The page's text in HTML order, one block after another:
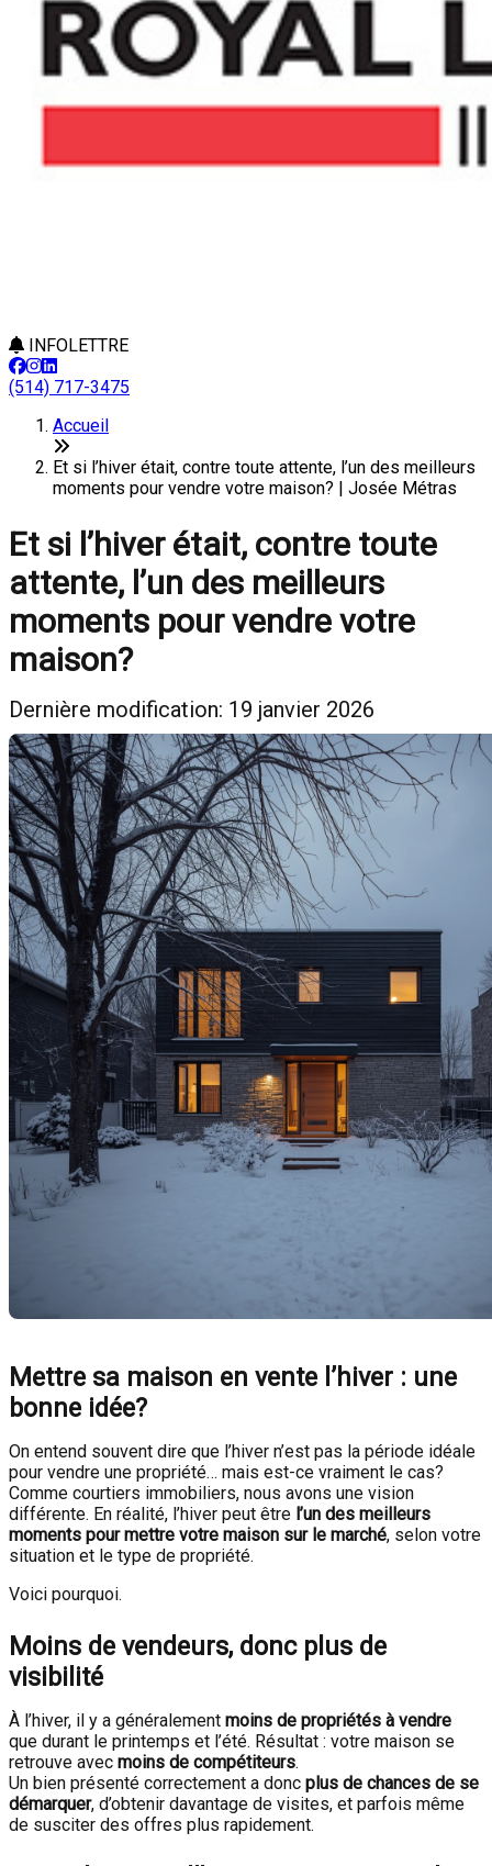
INFOLETTRE
(514) 717-3475
Accueil
Et si l’hiver était, contre toute attente, l’un des meilleurs
moments pour vendre votre maison? | Josée Métras
Et si l’hiver était, contre toute
attente, l’un des meilleurs
moments pour vendre votre
maison?
Dernière modification: 19 janvier 2026
Mettre sa maison en vente l’hiver : une
bonne idée?
On entend souvent dire que l’hiver n’est pas la période idéale
pour vendre une propriété… mais est-ce vraiment le cas?
Comme courtiers immobiliers, nous avons une vision
différente. En réalité, l’hiver peut être l’un des meilleurs
moments pour mettre votre maison sur le marché, selon votre
situation et le type de propriété.
Voici pourquoi.
Moins de vendeurs, donc plus de
visibilité
À l’hiver, il y a généralement moins de propriétés à vendre
que durant le printemps et l’été. Résultat : votre maison se
retrouve avec moins de compétiteurs.
Un bien présenté correctement a donc plus de chances de se
démarquer, d’obtenir davantage de visites, et parfois même
de susciter des offres plus rapidement.